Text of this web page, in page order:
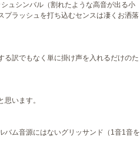
ュシンバル（割れたような高音が出る小
プラッシュを打ち込むセンスは凄くお洒落
る訳でもなく単に掛け声を入れるだけのた
います。
バム音源にはないグリッサンド（1音1音を